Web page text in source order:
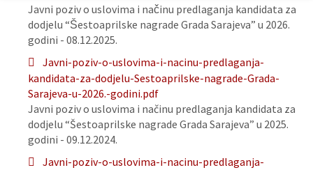
Javni poziv o uslovima i načinu predlaganja kandidata za
dodjelu “Šestoaprilske nagrade Grada Sarajeva” u 2026.
godini - 08.12.2025.
Javni-poziv-o-uslovima-i-nacinu-predlaganja-
kandidata-za-dodjelu-Sestoaprilske-nagrade-Grada-
Sarajeva-u-2026.-godini.pdf
Javni poziv o uslovima i načinu predlaganja kandidata za
dodjelu “Šestoaprilske nagrade Grada Sarajeva” u 2025.
godini - 09.12.2024.
Javni-poziv-o-uslovima-i-nacinu-predlaganja-